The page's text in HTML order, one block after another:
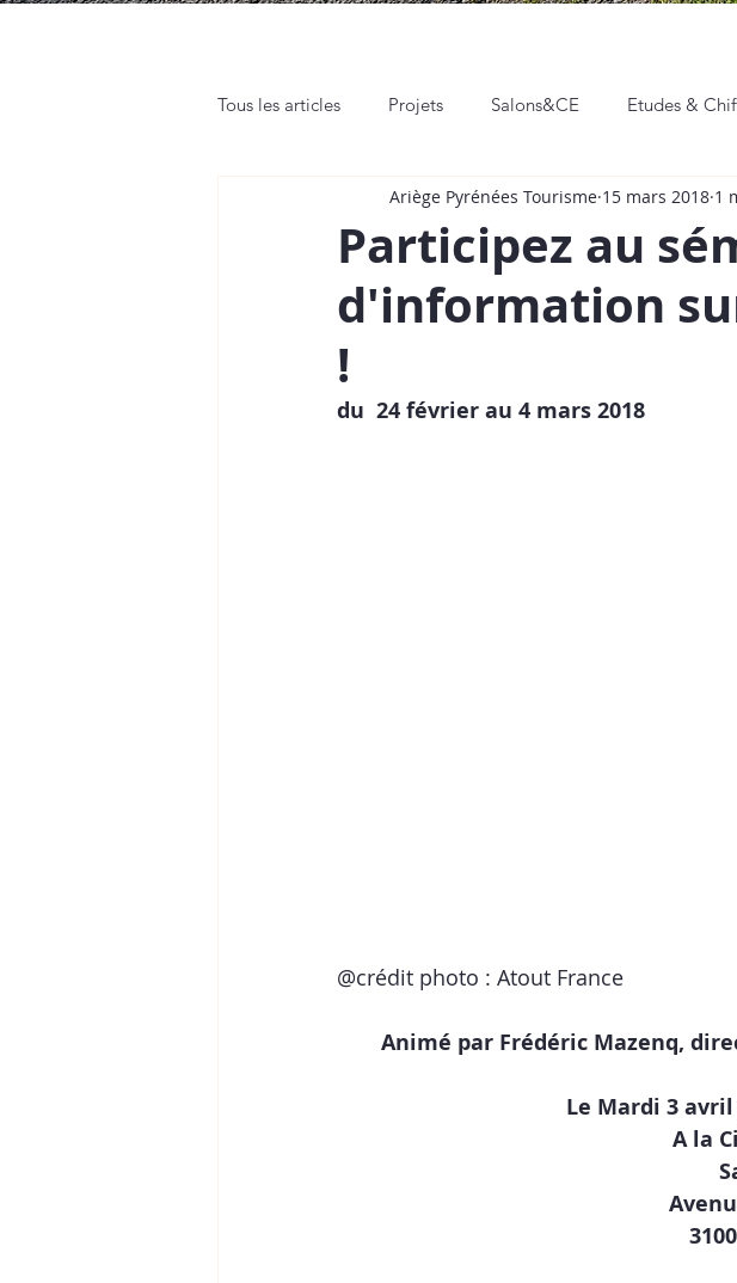
Tous les articles Projets Salons&CE Etudes &
Rendez-vous pro Web et Réseaux sociaux
Place de Marché Hackathon
Participez au
d'information
!
Ariège Pyrénées Tourisme 15 mars 2018 1
du  24 février au 4 mars 2018
@crédit photo : Atout France
Animé par Frédéric Mazenq,
Le Mardi 3
A la